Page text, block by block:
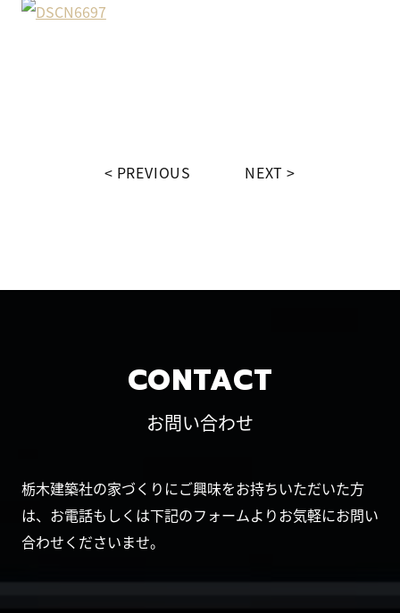
PREVIOUS NEXT
CONTACT
お問い合わせ
栃木建築社の家づくりにご興味をお持ちいただいた方
は、お電話もしくは下記のフォームよりお気軽にお問い
合わせくださいませ。